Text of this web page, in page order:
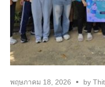
พฤษภาคม 18, 2026 by